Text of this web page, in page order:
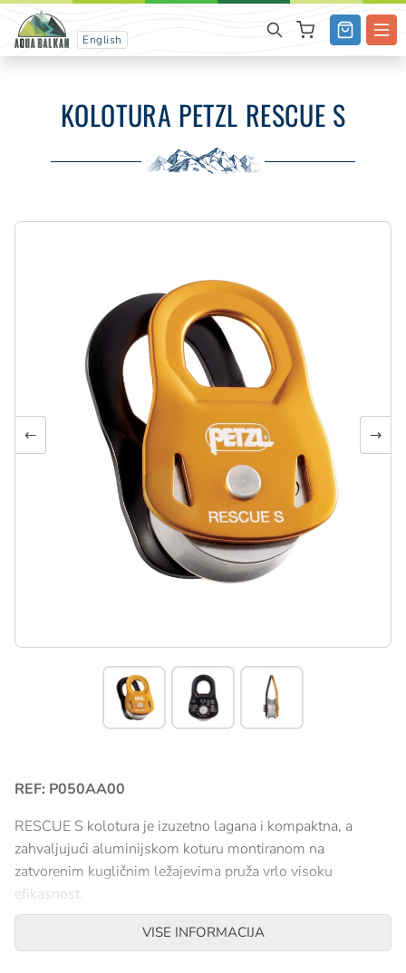
English
KOLOTURA PETZL RESCUE S
← →
REF: P050AA00
RESCUE S kolotura je izuzetno lagana i kompaktna, a
zahvaljujući aluminijskom koturu montiranom na
zatvorenim kugličnim ležajevima pruža vrlo visoku
efikasnost.
VISE INFORMACIJA